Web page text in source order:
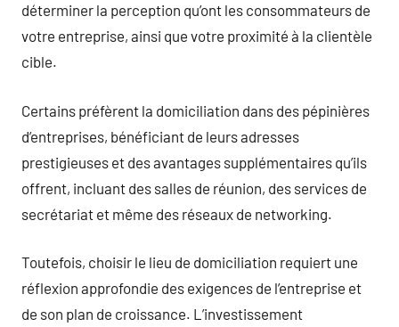
déterminer la perception qu’ont les consommateurs de
votre entreprise, ainsi que votre proximité à la clientèle
cible.
Certains préfèrent la domiciliation dans des pépinières
d’entreprises, bénéficiant de leurs adresses
prestigieuses et des avantages supplémentaires qu’ils
offrent, incluant des salles de réunion, des services de
secrétariat et même des réseaux de networking.
Toutefois, choisir le lieu de domiciliation requiert une
réflexion approfondie des exigences de l’entreprise et
de son plan de croissance. L’investissement